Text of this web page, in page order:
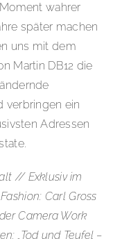
wahrer
später machen
uns mit dem
Martin DB12 die
verbringen ein
Adressen
// Exklusiv im
Carl Gross
Camera Work
„Tod und Teufel –